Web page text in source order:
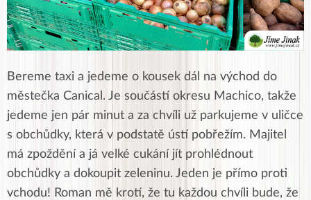
Bereme taxi a jedeme o kousek dál na východ do
městečka Canical. Je součástí okresu Machico, takže
jedeme jen pár minut a za chvíli už parkujeme v uličce
s obchůdky, která v podstatě ústí pobřežím. Majitel
má zpoždění a já velké cukání jít prohlédnout
obchůdky a dokoupit zeleninu. Jeden je přímo proti
vchodu! Roman mě krotí, že tu každou chvíli bude, že